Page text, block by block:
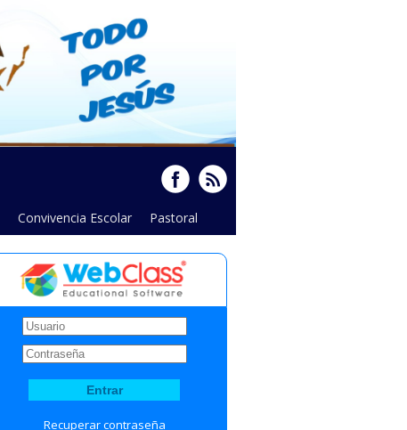
Convivencia Escolar Pastoral
Recuperar contraseña